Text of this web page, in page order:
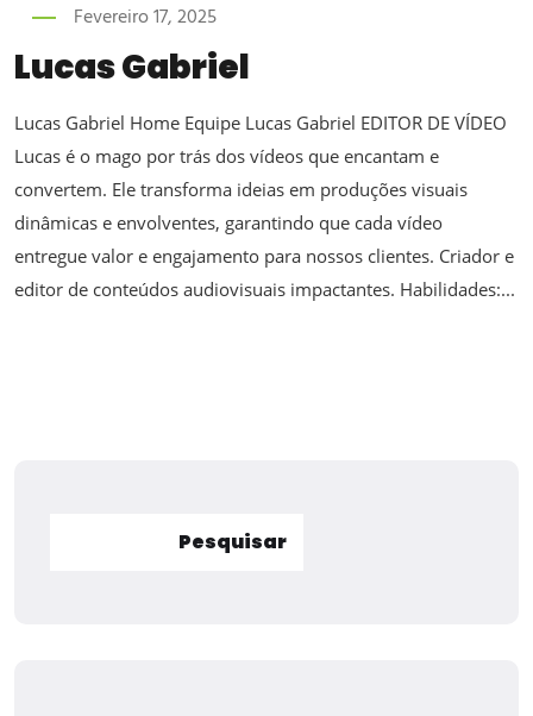
Fevereiro 17, 2025
Lucas Gabriel
Lucas Gabriel Home Equipe Lucas Gabriel EDITOR DE VÍDEO
Lucas é o mago por trás dos vídeos que encantam e
convertem. Ele transforma ideias em produções visuais
dinâmicas e envolventes, garantindo que cada vídeo
entregue valor e engajamento para nossos clientes. Criador e
editor de conteúdos audiovisuais impactantes. Habilidades:...
Pesquisar